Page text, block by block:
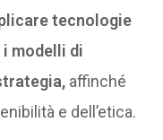
tecnologie
i modelli di
affinché
e dell’etica.